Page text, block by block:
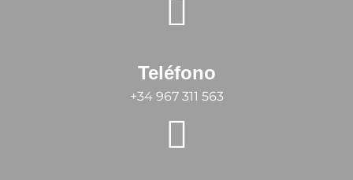
Teléfono
+34 967 311 563